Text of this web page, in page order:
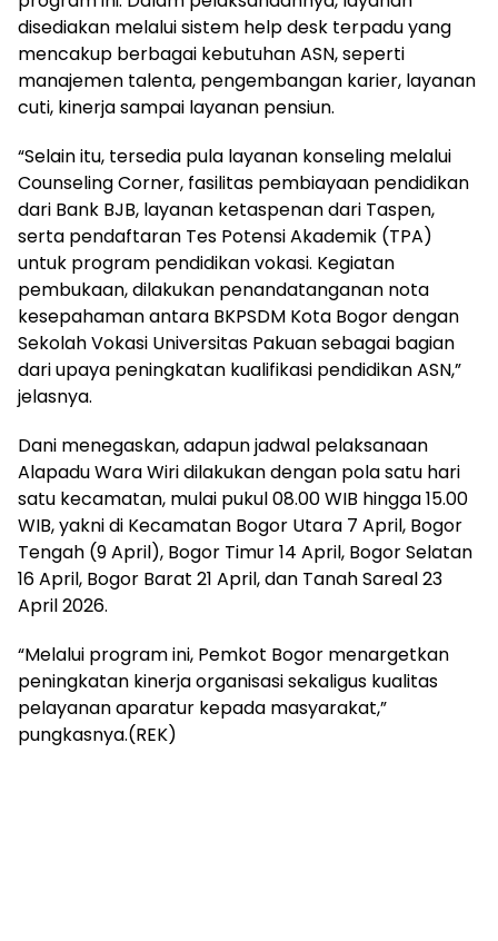
disediakan melalui sistem help desk terpadu yang
mencakup berbagai kebutuhan ASN, seperti
manajemen talenta, pengembangan karier, layanan
cuti, kinerja sampai layanan pensiun.
“Selain itu, tersedia pula layanan konseling melalui
Counseling Corner, fasilitas pembiayaan pendidikan
dari Bank BJB, layanan ketaspenan dari Taspen,
serta pendaftaran Tes Potensi Akademik (TPA)
untuk program pendidikan vokasi. Kegiatan
pembukaan, dilakukan penandatanganan nota
kesepahaman antara BKPSDM Kota Bogor dengan
Sekolah Vokasi Universitas Pakuan sebagai bagian
dari upaya peningkatan kualifikasi pendidikan ASN,”
jelasnya.
Dani menegaskan, adapun jadwal pelaksanaan
Alapadu Wara Wiri dilakukan dengan pola satu hari
satu kecamatan, mulai pukul 08.00 WIB hingga 15.00
WIB, yakni di Kecamatan Bogor Utara 7 April, Bogor
Tengah (9 April), Bogor Timur 14 April, Bogor Selatan
16 April, Bogor Barat 21 April, dan Tanah Sareal 23
April 2026.
“Melalui program ini, Pemkot Bogor menargetkan
peningkatan kinerja organisasi sekaligus kualitas
pelayanan aparatur kepada masyarakat,”
pungkasnya.(REK)